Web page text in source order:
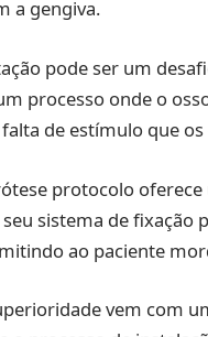
a gengiva.
pode ser um
processo onde o
de estímulo que
protocolo
sistema de
ao paciente
vem com